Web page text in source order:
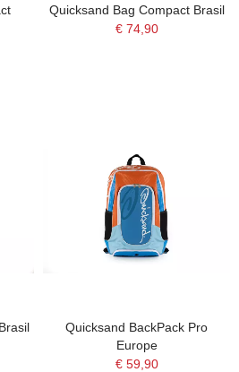
Quicksand Bag Compact Brasil
€ 74,90
Quicksand BackPack Pro
Europe
€ 59,90